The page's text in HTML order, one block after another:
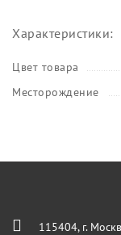
Характеристики:
Цвет товара
Месторождение
115404, г.